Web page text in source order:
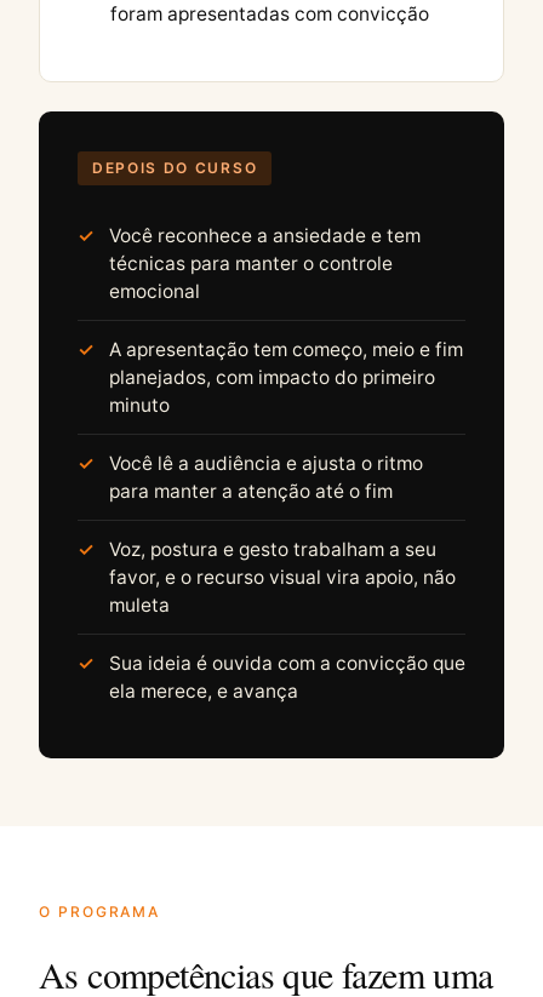
foram apresentadas com convicção
DEPOIS DO CURSO
Você reconhece a ansiedade e tem
técnicas para manter o controle
emocional
A apresentação tem começo, meio e fim
planejados, com impacto do primeiro
minuto
Você lê a audiência e ajusta o ritmo
para manter a atenção até o fim
Voz, postura e gesto trabalham a seu
favor, e o recurso visual vira apoio, não
muleta
Sua ideia é ouvida com a convicção que
ela merece, e avança
O PROGRAMA
As competências que fazem uma